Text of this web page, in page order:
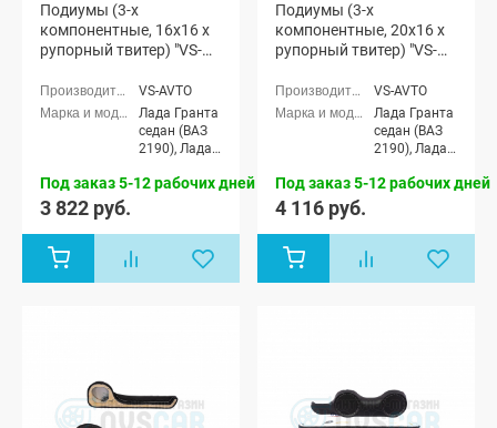
Подиумы (3-х
компонентные, 16x16 x
рупорный твитер) "VS-
2)
VS-AVTO
Лада Гранта
седан (ВАЗ
2190), Лада
Спорт седан
лифтбек
(ВАЗ 2191)
Под заказ 5-12 рабочих дней
3 822 руб.
Подиумы (3-х
компонентные, 20x16 x
рупорный твитер) "VS-
2)
VS-AVTO
Лада Гранта
седан (ВАЗ
2190), Лада
Спорт седан
лифтбек
(ВАЗ 2191)
Под заказ 5-12 рабочих дней
4 116 руб.